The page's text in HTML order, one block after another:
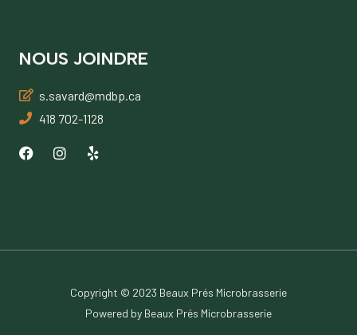
NOUS JOINDRE
s.savard@mdbp.ca
418 702-1128
Copyright © 2023 Beaux Prés Microbrasserie
Powered by Beaux Prés Microbrasserie